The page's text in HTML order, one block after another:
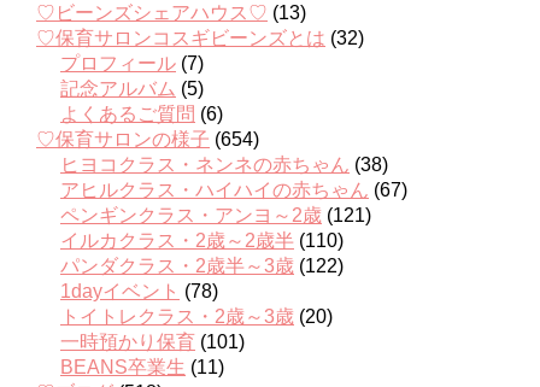
♡ビーンズシェアハウス♡ (13)
♡保育サロンコスギビーンズとは (32)
プロフィール (7)
記念アルバム (5)
よくあるご質問 (6)
♡保育サロンの様子 (654)
ヒヨコクラス・ネンネの赤ちゃん (38)
アヒルクラス・ハイハイの赤ちゃん (67)
ペンギンクラス・アンヨ～2歳 (121)
イルカクラス・2歳～2歳半 (110)
パンダクラス・2歳半～3歳 (122)
1dayイベント (78)
トイトレクラス・2歳～3歳 (20)
一時預かり保育 (101)
BEANS卒業生 (11)